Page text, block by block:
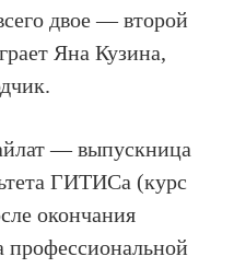
двое — второй
Яна Кузина,
— выпускница
ГИТИСа (курс
окончания